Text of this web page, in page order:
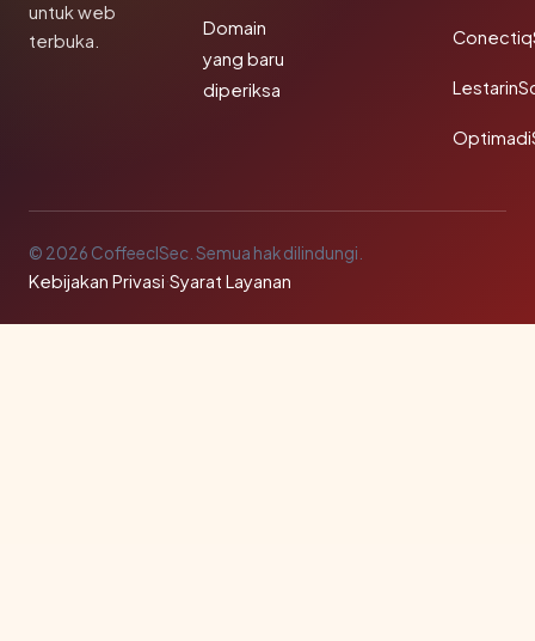
untuk web
terbuka.
Domain
yang baru
diperiksa
© 2026 CoffeeclSec. Semua hak dilindungi.
Kebijakan Privasi·Syarat Layanan